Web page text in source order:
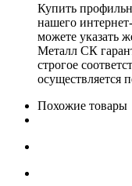
Купить
нашего
можете указать
Металл СК
строгое
осуществляется
Похожие товары